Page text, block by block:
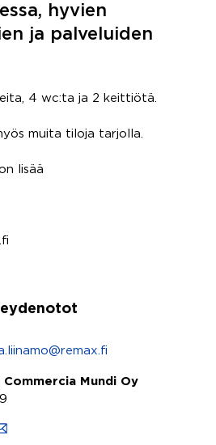
hyvien
ja palveluiden
4 wc:ta ja 2 keittiötä.
muita tiloja tarjolla.
lisää
Commercia Mundi Oy